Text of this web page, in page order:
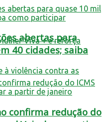
abertas para
40 cidades; saiba
confirma redução do